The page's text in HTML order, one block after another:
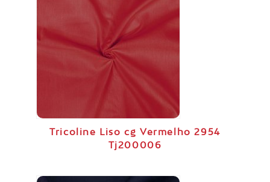
Tricoline Liso cg Vermelho 2954
Tj200006